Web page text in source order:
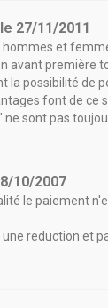
le 27/11/2011
et
avant première
la possibilité de
font de ce
sont pas
10/2007
le paiement
reduction et